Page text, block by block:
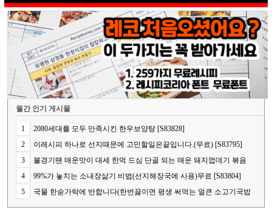
월간 인기 게시물
1
2080세대를 모두 만족시킨 한우보양탕 [S83828]
2
이레시피 하나로 선지때문에 고민할일은끝입니다.(무료) [S83795]
3
불경기땐 매운맛이 대세 한먹 드심 단골 되는 매운 돼지껍데기 볶음
[S83778]
4
99%가 놓치는 소내장삶기 비법(선지해장국에 사용)무료 [S83804]
5
국물 한숟가락에 반합니다(한번끓이면 평생 써먹는 얼큰 소고기국밥
의 핵심 비법) [S83848]